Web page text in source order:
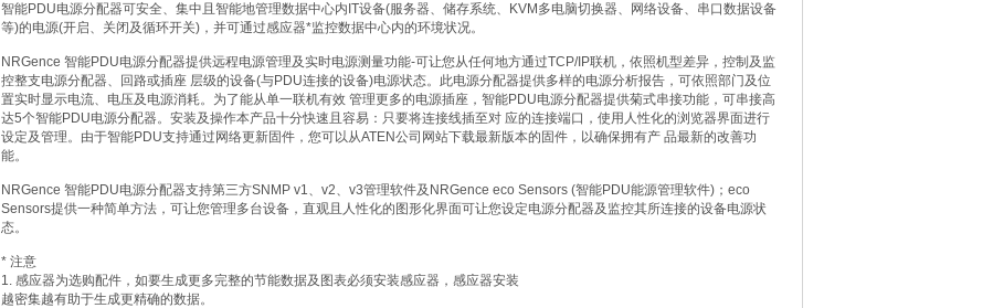
智能PDU电源分配器可安全、集中且智能地管理数据中心内IT设备(服务器、储存系统、KVM多电脑切换器、网络设备、串口数据设备
等)的电源(开启、关闭及循环开关)，并可通过感应器*监控数据中心内的环境状况。
NRGence 智能PDU电源分配器提供远程电源管理及实时电源测量功能-可让您从任何地方通过TCP/IP联机，依照机型差异，控制及监
控整支电源分配器、回路或插座 层级的设备(与PDU连接的设备)电源状态。此电源分配器提供多样的电源分析报告，可依照部门及位
置实时显示电流、电压及电源消耗。为了能从单一联机有效 管理更多的电源插座，智能PDU电源分配器提供菊式串接功能，可串接高
达5个智能PDU电源分配器。安装及操作本产品十分快速且容易：只要将连接线插至对 应的连接端口，使用人性化的浏览器界面进行
设定及管理。由于智能PDU支持通过网络更新固件，您可以从ATEN公司网站下载最新版本的固件，以确保拥有产 品最新的改善功
能。
NRGence 智能PDU电源分配器支持第三方SNMP v1、v2、v3管理软件及NRGence eco Sensors (智能PDU能源管理软件)；eco
Sensors提供一种简单方法，可让您管理多台设备，直观且人性化的图形化界面可让您设定电源分配器及监控其所连接的设备电源状
态。
* 注意
1. 感应器为选购配件，如要生成更多完整的节能数据及图表必须安装感应器，感应器安装
越密集越有助于生成更精确的数据。